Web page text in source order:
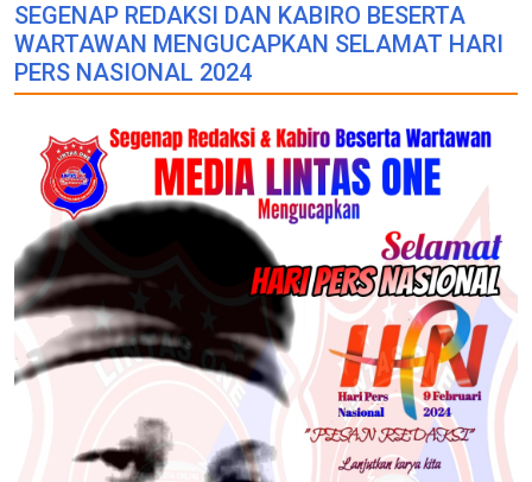
SEGENAP REDAKSI DAN KABIRO BESERTA
WARTAWAN MENGUCAPKAN SELAMAT HARI
PERS NASIONAL 2024